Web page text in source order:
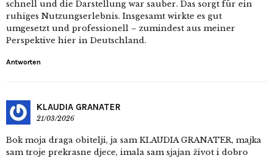
schnell und die Darstellung war sauber. Das sorgt für ein
ruhiges Nutzungserlebnis. Insgesamt wirkte es gut
umgesetzt und professionell – zumindest aus meiner
Perspektive hier in Deutschland.
Antworten
KLAUDIA GRANATER
21/03/2026
Bok moja draga obitelji, ja sam KLAUDIA GRANATER, majka
sam troje prekrasne djece, imala sam sjajan život i dobro